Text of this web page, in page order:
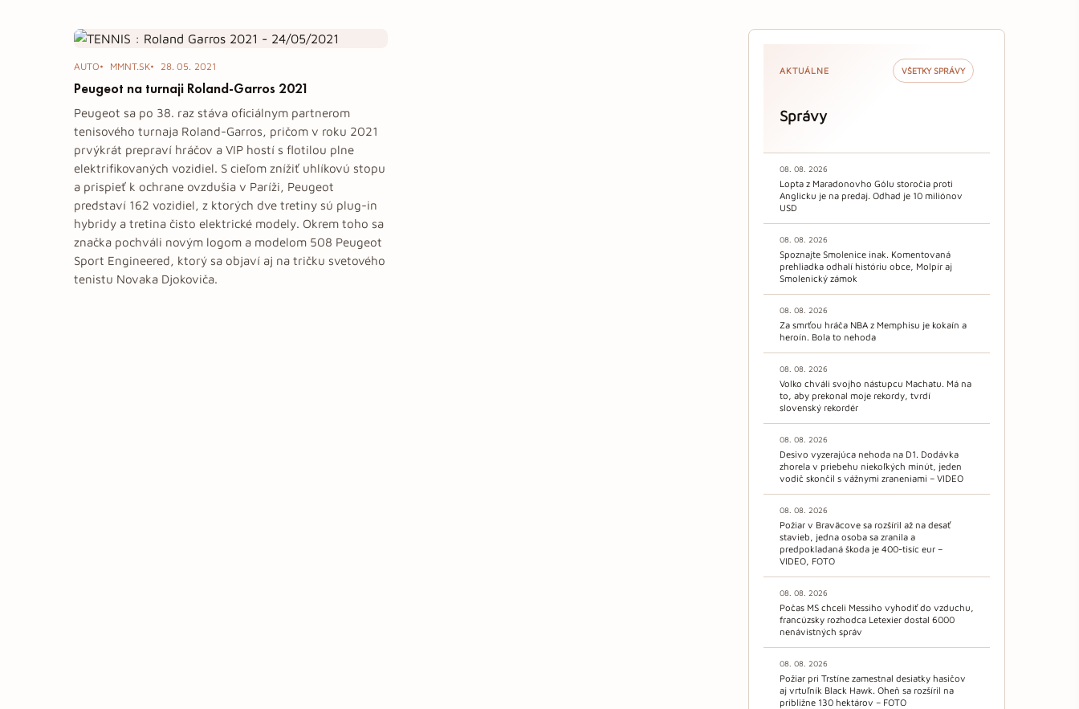
AUTO MMNT.SK 28. 05. 2021
Peugeot na turnaji Roland-Garros 2021
Peugeot sa po 38. raz stáva oficiálnym partnerom
tenisového turnaja Roland-Garros, pričom v roku 2021
prvýkrát prepraví hráčov a VIP hostí s flotilou plne
elektrifikovaných vozidiel. S cieľom znížiť uhlíkovú stopu
a prispieť k ochrane ovzdušia v Paríži, Peugeot
predstaví 162 vozidiel, z ktorých dve tretiny sú plug-in
hybridy a tretina čisto elektrické modely. Okrem toho sa
značka pochváli novým logom a modelom 508 Peugeot
Sport Engineered, ktorý sa objaví aj na tričku svetového
tenistu Novaka Djokoviča.
AKTUÁLNE VŠETKY SPRÁVY
Správy
08. 08. 2026
Lopta z Maradonovho Gólu storočia proti
Anglicku je na predaj. Odhad je 10 miliónov
USD
08. 08. 2026
Spoznajte Smolenice inak. Komentovaná
prehliadka odhalí históriu obce, Molpír aj
Smolenický zámok
08. 08. 2026
Za smrťou hráča NBA z Memphisu je kokaín a
heroín. Bola to nehoda
08. 08. 2026
Volko chváli svojho nástupcu Machatu. Má na
to, aby prekonal moje rekordy, tvrdí
slovenský rekordér
08. 08. 2026
Desivo vyzerajúca nehoda na D1. Dodávka
zhorela v priebehu niekoľkých minút, jeden
vodič skončil s vážnymi zraneniami – VIDEO
08. 08. 2026
Požiar v Braväcove sa rozšíril až na desať
stavieb, jedna osoba sa zranila a
predpokladaná škoda je 400-tisíc eur –
VIDEO, FOTO
08. 08. 2026
Počas MS chceli Messiho vyhodiť do vzduchu,
francúzsky rozhodca Letexier dostal 6000
nenávistných správ
08. 08. 2026
Požiar pri Trstíne zamestnal desiatky hasičov
aj vrtuľník Black Hawk. Oheň sa rozšíril na
približne 130 hektárov – FOTO